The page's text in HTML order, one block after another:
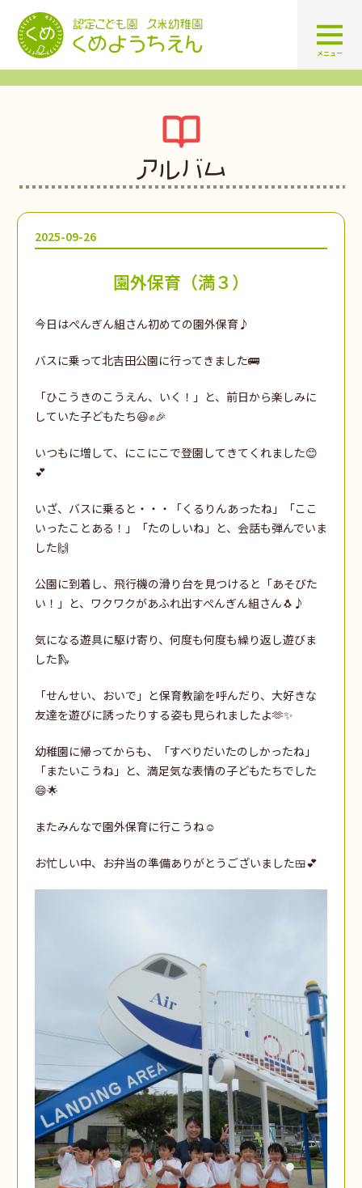
認定こども園 学校法人久米幼
メニュー
アルバム
2025-09-26
園外保育（満３）
今日はぺんぎん組さん初めての園外保育♪
バスに乗って北吉田公園に行ってきました🚌
「ひこうきのこうえん、いく！」と、前日から楽しみに
していた子どもたち😆✊🎉
いつもに増して、にこにこで登園してきてくれました😊
💕
いざ、バスに乗ると・・・「くるりんあったね」「ここ
いったことある！」「たのしいね」と、会話も弾んでいま
した🙌
公園に到着し、飛行機の滑り台を見つけると「あそびた
い！」と、ワクワクがあふれ出すぺんぎん組さん🐧♪
気になる遊具に駆け寄り、何度も何度も繰り返し遊びま
した🛝
「せんせい、おいで」と保育教諭を呼んだり、大好きな
友達を遊びに誘ったりする姿も見られましたよ🫶✨
幼稚園に帰ってからも、「すべりだいたのしかったね」
「またいこうね」と、満足気な表情の子どもたちでした
😄🌟
またみんなで園外保育に行こうね☺️
お忙しい中、お弁当の準備ありがとうございました🍱💕